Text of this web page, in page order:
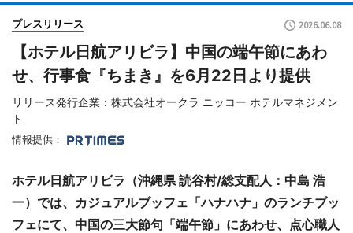
プレスリリース 2026.06.08
【ホテル日航アリビラ】中国の端午節にあわ
せ、行事食『ちまき』を6月22日より提供
リリース発行企業：株式会社オークラ ニッコー ホテルマネジメン
ト
情報提供：
ホテル日航アリビラ（沖縄県 読谷村/総支配人：中島 浩
一）では、カジュアルブッフェ「ハナハナ」のランチブッ
フェにて、中国の三大節句「端午節」にあわせ、点心職人